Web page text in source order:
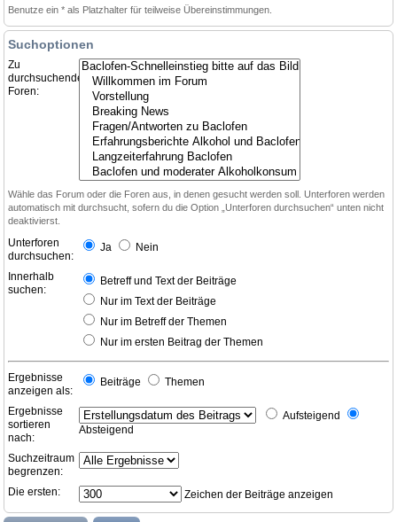
Benutze ein * als Platzhalter für teilweise Übereinstimmungen.
Suchoptionen
Zu
durchsuchende
Foren:
Wähle das Forum oder die Foren aus, in denen gesucht werden soll. Unterforen werden
automatisch mit durchsucht, sofern du die Option „Unterforen durchsuchen“ unten nicht
deaktivierst.
Unterforen
durchsuchen:
Ja Nein
Innerhalb
suchen:
Betreff und Text der Beiträge
Nur im Text der Beiträge
Nur im Betreff der Themen
Nur im ersten Beitrag der Themen
Ergebnisse
anzeigen als:
Beiträge Themen
Ergebnisse
sortieren
nach:
Aufsteigend
Absteigend
Suchzeitraum
begrenzen:
Die ersten:
Zeichen der Beiträge anzeigen